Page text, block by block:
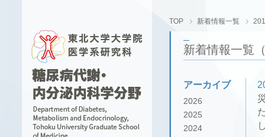
TOP 新着情報一覧
新着情報一覧
アーカイブ
2026
2025
2024